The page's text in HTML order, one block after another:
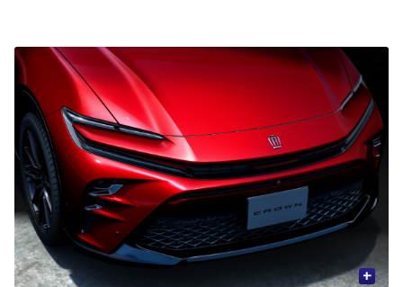
+